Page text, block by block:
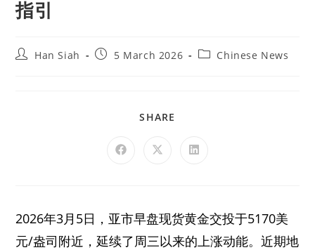
指引
Han Siah 5 March 2026 Chinese News
SHARE
2026年3月5日，亚市早盘现货黄金交投于5170美
元/盎司附近，延续了周三以来的上涨动能。近期地